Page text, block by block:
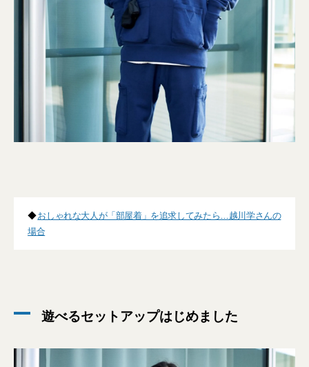
◆おしゃれな大人が「部屋着」を追求してみたら…越川学さんの
場合
遊べるセットアップはじめました